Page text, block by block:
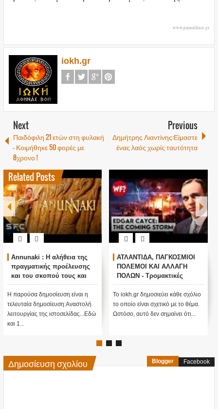
www.paraskhnio.gr
iokh.gr
Next
Παιδόφιλη 21 ετών στη φυλακή
– Κοιμήθηκε 50 φορές με
8χρονο !
Previous
Δημήτρης Λιαντίνης:Είμαστε
ένας λαός χωρίς ταυτότητα
Related Posts
Annunaki : Η αλήθεια της
πραγματικής προέλευσης
και του σκοπού τους και
αναστολή λειτουργίας μας
....
Η παρούσα δημοσίευση είναι η
τελευταία δημοσίευση:Αναστολή
λειτουργίας της ιστοσελίδας...Εδώ
και 1...
ΑΤΛΑΝΤΙΔΑ, ΠΑΓΚΟΣΜΙΟΙ
ΠΟΛΕΜΟΙ ΚΑΙ ΑΛΛΑΓΗ
ΠΟΛΩΝ - Τρομακτικές
προβλέψεις του Edgar
Cayce (Video)
Το iokh.gr δημοσιεύει κάθε σχόλιο
το οποίο είναι σχετικό με το θέμα.
Ωστόσο, αυτό δεν σημαίνει ότι...
Δημοσίευση σχολίου Blogger Facebook